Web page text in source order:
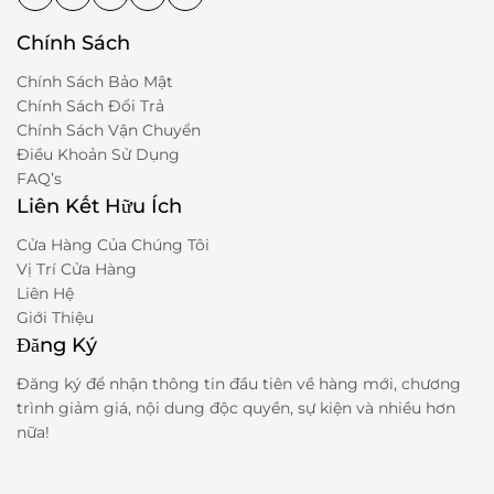
Chính Sách
Chính Sách Bảo Mật
Chính Sách Đổi Trả
Chính Sách Vận Chuyển
Điều Khoản Sử Dụng
FAQ’s
Liên Kết Hữu Ích
Cửa Hàng Của Chúng Tôi
Vị Trí Cửa Hàng
Liên Hệ
Giới Thiệu
Đăng Ký
Đăng ký để nhận thông tin đầu tiên về hàng mới, chương
trình giảm giá, nội dung độc quyền, sự kiện và nhiều hơn
nữa!